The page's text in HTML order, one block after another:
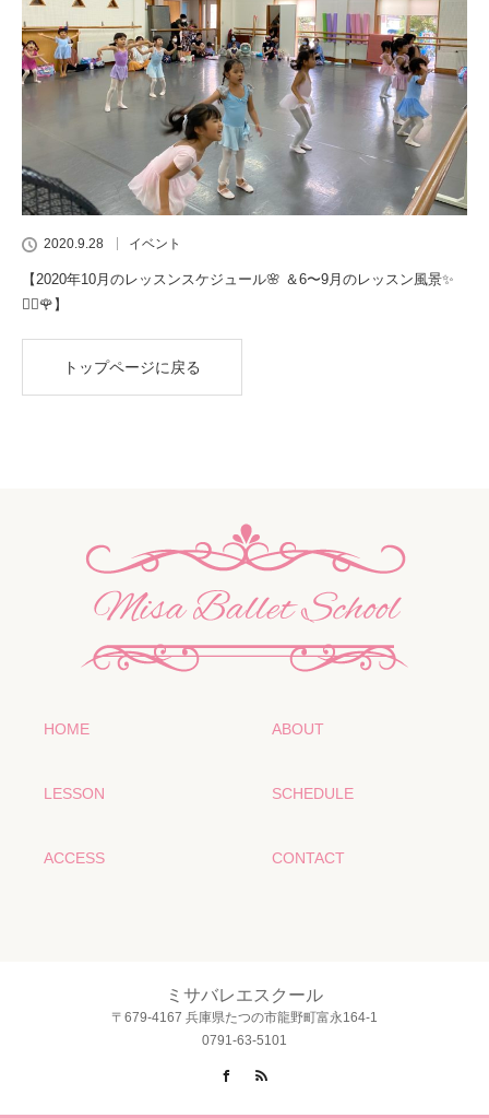
2020.9.28 イベント
【2020年10月のレッスンスケジュール🌸 ＆6〜9月のレッスン風景✨
👯‍♀️🌹】
トップページに戻る
HOME ABOUT
LESSON SCHEDULE
ACCESS CONTACT
ミサバレエスクール
〒679-4167 兵庫県たつの市龍野町富永164-1
0791-63-5101
Facebook